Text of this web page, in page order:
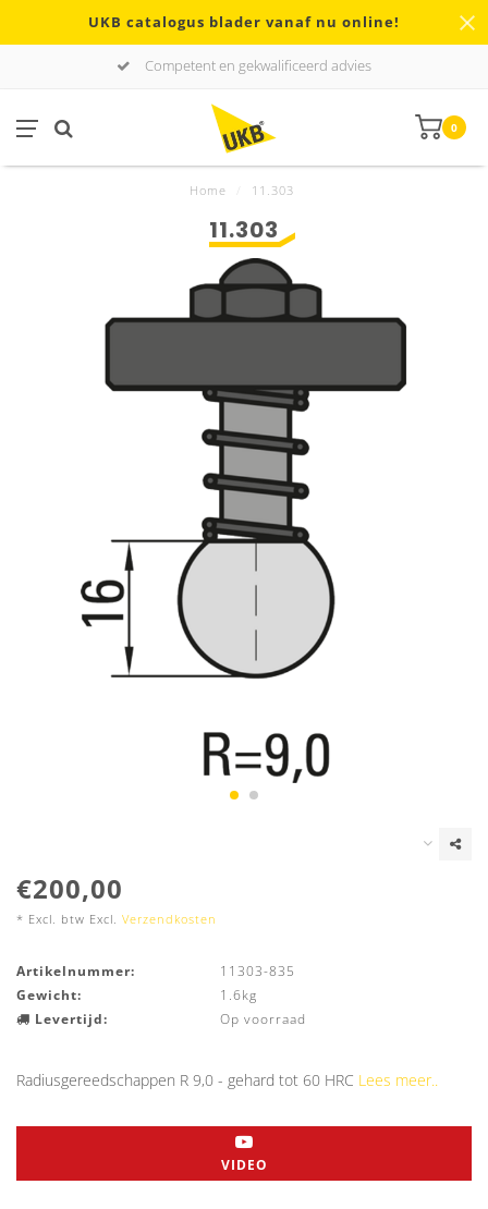
UKB catalogus blader vanaf nu online!
Competent en gekwalificeerd advies
0
Home 11.303
11.303
€200,00
* Excl. btw Excl. Verzendkosten
Artikelnummer:
11303-835
Gewicht:
1.6kg
Levertijd:
Op voorraad
Radiusgereedschappen R 9,0 - gehard tot 60 HRC Lees meer..
VIDEO